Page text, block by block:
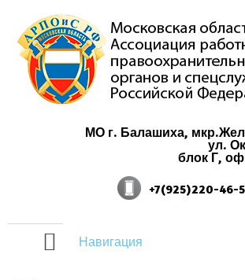
МО г. Балашиха,
ул.
блок Г,
+7(925)220-46-
Навигация